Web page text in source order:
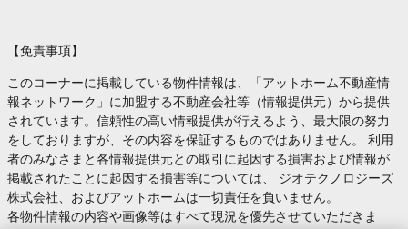
【免責事項】
このコーナーに掲載している物件情報は、「アットホーム不動産情
報ネットワーク」に加盟する不動産会社等（情報提供元）から提供
されています。信頼性の高い情報提供が行えるよう、最大限の努力
をしておりますが、その内容を保証するものではありません。 利用
者のみなさまと各情報提供元との取引に起因する損害および情報が
掲載されたことに起因する損害等については、 ジオテクノロジーズ
株式会社、およびアットホームは一切責任を負いません。
各物件情報の内容や画像等はすべて現況を優先させていただきま